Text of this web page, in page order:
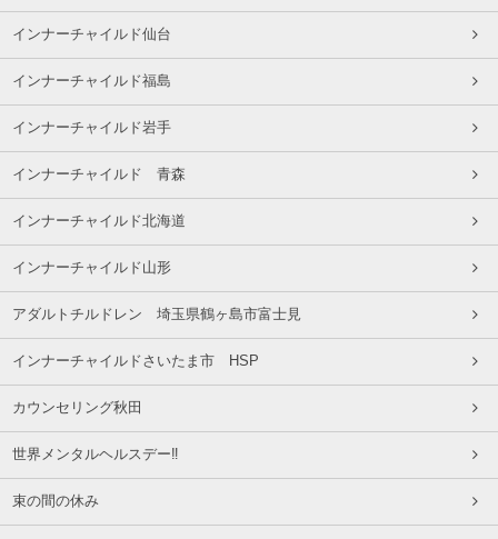
インナーチャイルド仙台
インナーチャイルド福島
インナーチャイルド岩手
インナーチャイルド 青森
インナーチャイルド北海道
インナーチャイルド山形
アダルトチルドレン 埼玉県鶴ヶ島市富士見
インナーチャイルドさいたま市 HSP
カウンセリング秋田
世界メンタルヘルスデー‼️
束の間の休み